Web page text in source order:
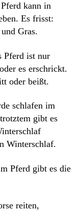
kann in
Es frisst:
Gras.
Pferd ist nur
es erschrickt.
oder beißt.
schlafen im
gibt es
Winterschlaf.
Pferd gibt es die
reiten,